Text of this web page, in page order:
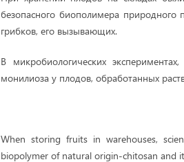
безопасного биополимера
грибков, его вызывающих.
В микробиологических
монилиоза у плодов, обработанных
When storing fruits in warehouses,
biopolymer of natural origin-chitosan and